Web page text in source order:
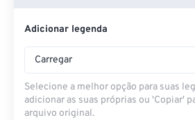
Adicionar legenda
Carregar
Selecione a melhor opção para suas
adicionar as suas próprias ou 'Copiar'
arquivo original.